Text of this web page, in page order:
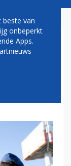
JE
beste van
onbeperkt
Apps.